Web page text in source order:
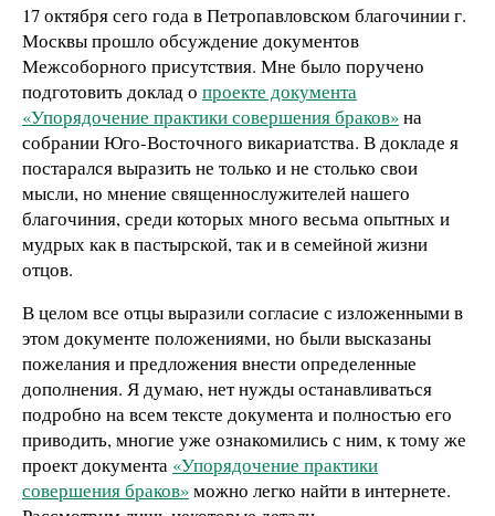
17 октября сего года в Петропавловском благочинии г.
Москвы прошло обсуждение документов
Межсоборного присутствия. Мне было поручено
подготовить доклад о проекте документа
«Упорядочение практики совершения браков»на
собрании Юго-Восточного викариатства. В докладе я
постарался выразить не только и не столько свои
мысли, но мнение священнослужителей нашего
благочиния, среди которых много весьма опытных и
мудрых как в пастырской, так и в семейной жизни
отцов.
В целом все отцы выразили согласие с изложенными в
этом документе положениями, но были высказаны
пожелания и предложения внести определенные
дополнения. Я думаю, нет нужды останавливаться
подробно на всем тексте документа и полностью его
приводить, многие уже ознакомились с ним, к тому же
проект документа «Упорядочение практики
совершения браков»можно легко найти в интернете.